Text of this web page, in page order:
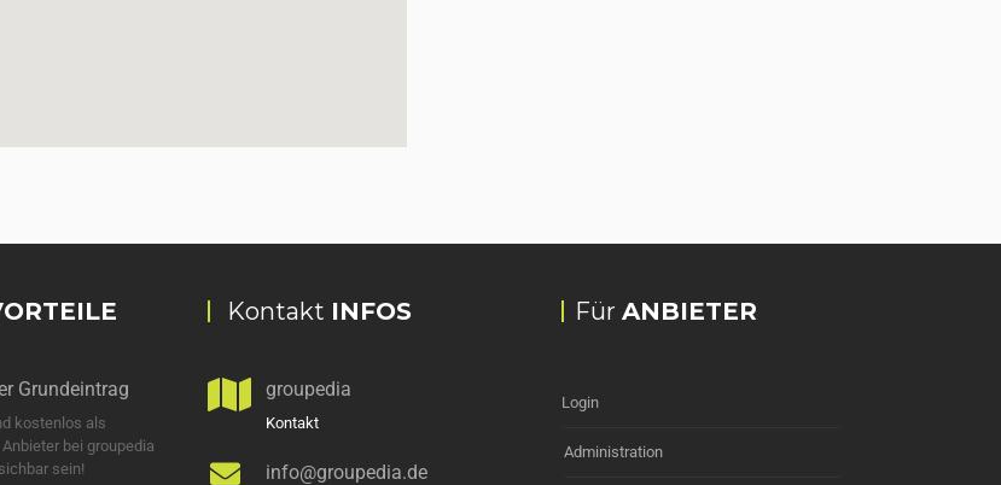
Grundeintrag
kostenlos als
bei groupedia
sein!
Kontakt INFOS
groupedia
Kontakt
info@groupedia.de
Für ANBIETER
Login
Administration